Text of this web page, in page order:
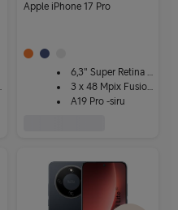
Apple iPhone 17 Pro
6,3" Super Retina XDR
3 x 48 Mpix Fusion-kamera
A19 Pro -siru